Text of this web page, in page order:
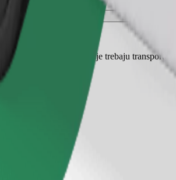
brnjicu, male životinje trebaju